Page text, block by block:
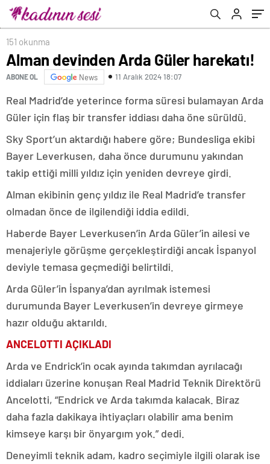
151 okunma
Alman devinden Arda Güler harekatı!
ABONE OL News 11 Aralık 2024 18:07
Real Madrid’de yeterince forma süresi bulamayan Arda
Güler için flaş bir transfer iddiası daha öne sürüldü.
Sky Sport’un aktardığı habere göre; Bundesliga ekibi
Bayer Leverkusen, daha önce durumunu yakından
takip ettiği milli yıldız için yeniden devreye girdi.
Alman ekibinin genç yıldız ile Real Madrid’e transfer
olmadan önce de ilgilendiği iddia edildi.
Haberde Bayer Leverkusen’in Arda Güler’in ailesi ve
menajeriyle görüşme gerçekleştirdiği ancak İspanyol
deviyle temasa geçmediği belirtildi.
Arda Güler’in İspanya’dan ayrılmak istemesi
durumunda Bayer Leverkusen’in devreye girmeye
hazır olduğu aktarıldı.
ANCELOTTI AÇIKLADI
Arda ve Endrick’in ocak ayında takımdan ayrılacağı
iddiaları üzerine konuşan Real Madrid Teknik Direktörü
Ancelotti, “Endrick ve Arda takımda kalacak. Biraz
daha fazla dakikaya ihtiyaçları olabilir ama benim
kimseye karşı bir önyargım yok.” dedi.
Deneyimli teknik adam, kadro seçimiyle ilgili olarak ise